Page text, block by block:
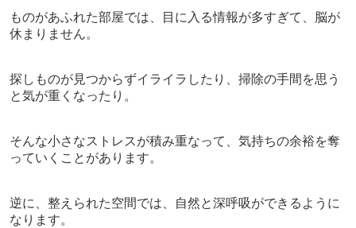
ものがあふれた部屋では、目に入る情報が多すぎて、脳が
休まりません。
探しものが見つからずイライラしたり、掃除の手間を思う
と気が重くなったり。
そんな小さなストレスが積み重なって、気持ちの余裕を奪
っていくことがあります。
逆に、整えられた空間では、自然と深呼吸ができるように
なります。